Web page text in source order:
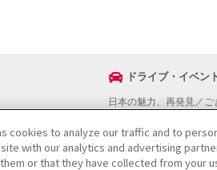
ドライブ・イベン
日本の魅力、再発見／
おでかけスポットを探す
ドライブコースを探す
cookies to analyze our traffic and to
with our analytics and advertising
or that they have collected from your